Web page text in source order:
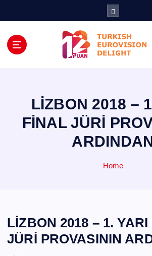
LİZBON 2018 –
FİNAL JÜRİ
Home
LİZBON 2018 – 1.
JÜRİ PROVASININ